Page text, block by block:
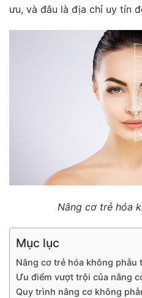
ưu, và đâu là địa chỉ uy tín
Nâng cơ trẻ hóa
Mục lục
Nâng cơ trẻ hóa không phẫu
Ưu điểm vượt trội của nâng
Quy trình nâng cơ không